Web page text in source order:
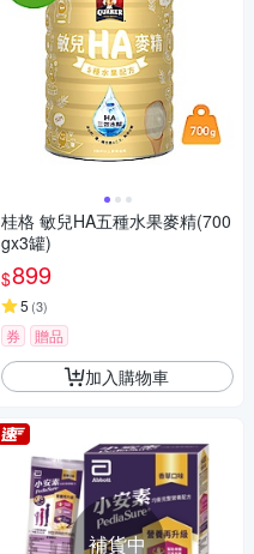
桂格 敏兒HA五種水果麥精(700
gx3罐)
$899
5 (3)
券 贈品
加入購物車
補貨中